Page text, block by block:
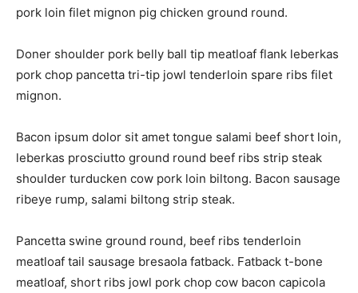
pork loin filet mignon pig chicken ground round.
Doner shoulder pork belly ball tip meatloaf flank leberkas
pork chop pancetta tri-tip jowl tenderloin spare ribs filet
mignon.
Bacon ipsum dolor sit amet tongue salami beef short loin,
leberkas prosciutto ground round beef ribs strip steak
shoulder turducken cow pork loin biltong. Bacon sausage
ribeye rump, salami biltong strip steak.
Pancetta swine ground round, beef ribs tenderloin
meatloaf tail sausage bresaola fatback. Fatback t-bone
meatloaf, short ribs jowl pork chop cow bacon capicola